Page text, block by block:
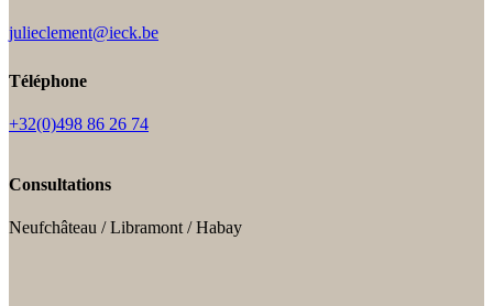
julieclement@ieck.be
Téléphone
+32(0)498 86 26 74
Consultations
Neufchâteau / Libramont / Habay